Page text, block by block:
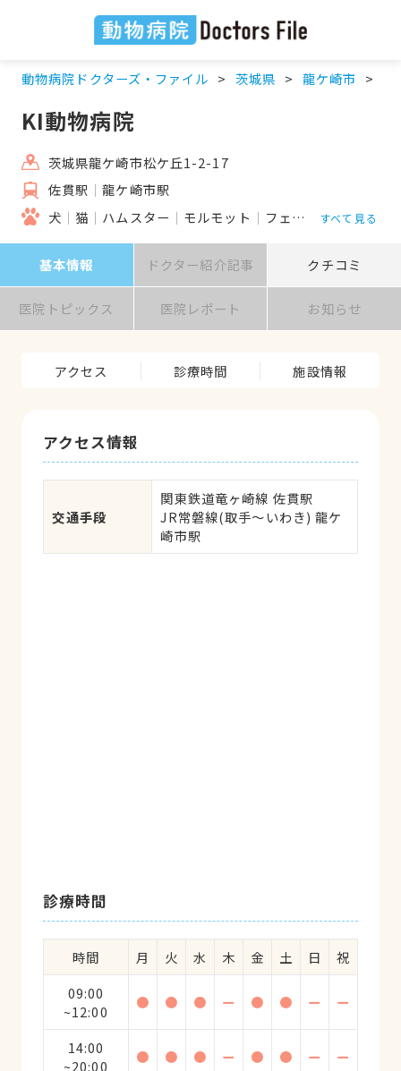
動物病院ドクターズ・ファイル 茨城県 龍ケ崎市
KI動物病院
茨城県龍ケ崎市松ケ丘1-2-17
佐貫駅
龍ケ崎市駅
犬
猫 ハムスター モルモット フェレット うさぎ
すべて見る
基本情報 ドクター紹介記事 クチコミ
医院トピックス 医院レポート お知らせ
アクセス 診療時間 施設情報
アクセス情報
交通手段
関東鉄道竜ヶ崎線 佐貫駅
JR常磐線(取手～いわき) 龍ケ
崎市駅
診療時間
時間 月 火 水 木 金 土 日
祝
09:00
~12:00
● ● ● ー ● ● ー ー
14:00
~20:00
● ● ● ー ● ● ー ー